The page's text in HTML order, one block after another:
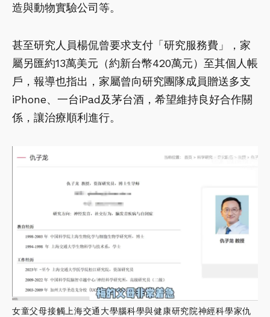
造與動物實驗公司等。
甚至研究人員楊侃曾要求支付「研究服務費」，家
屬另匯約13萬美元（約新台幣420萬元）至其個人帳
戶，報導也指出，家屬曾向研究團隊成員贈送多支
iPhone、一台iPad及茅台酒，希望維持良好合作關
係，讓治療順利進行。
女童父母接觸上海交通大學腦科學與健康研究院神經科學家仇